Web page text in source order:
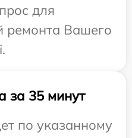
для
ремонта Вашего
за 35 минут
по указанному